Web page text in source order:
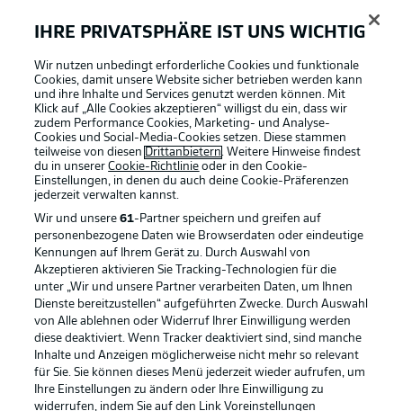
Rechtliche Hinweise Voreinstellungen verwalten
Datenschutz Nutzungsbedingungen
Kontakt Jobs
Impressum Partner
IHRE PRIVATSPHÄRE IST UNS WICHTIG
Wir nutzen unbedingt erforderliche Cookies und funktionale
Cookies, damit unsere Website sicher betrieben werden kann
und ihre Inhalte und Services genutzt werden können. Mit
Klick auf „Alle Cookies akzeptieren“ willigst du ein, dass wir
zudem Performance Cookies, Marketing- und Analyse-
Cookies und Social-Media-Cookies setzen. Diese stammen
teilweise von diesen Drittanbietern. Weitere Hinweise findest
du in unsererCookie-Richtlinie oder in den Cookie-
Einstellungen, in denen du auch deine Cookie-Präferenzen
jederzeit verwalten kannst.
Wir und unsere61-Partner speichern und greifen auf
personenbezogene Daten wie Browserdaten oder eindeutige
Kennungen auf Ihrem Gerät zu. Durch Auswahl von
Akzeptieren aktivieren Sie Tracking-Technologien für die
unter „Wir und unsere Partner verarbeiten Daten, um Ihnen
Dienste bereitzustellen“ aufgeführten Zwecke. Durch Auswahl
von Alle ablehnen oder Widerruf Ihrer Einwilligung werden
diese deaktiviert. Wenn Tracker deaktiviert sind, sind manche
Inhalte und Anzeigen möglicherweise nicht mehr so relevant
für Sie. Sie können dieses Menü jederzeit wieder aufrufen, um
Ihre Einstellungen zu ändern oder Ihre Einwilligung zu
widerrufen, indem Sie auf den Link Voreinstellungen